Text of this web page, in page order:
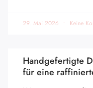
29. Mai 2026 Keine
Handgefertigte
für eine